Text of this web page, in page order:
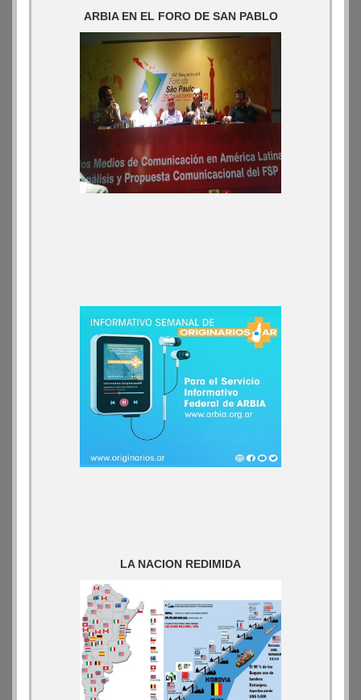
ARBIA EN EL FORO DE SAN PABLO
LA NACION REDIMIDA